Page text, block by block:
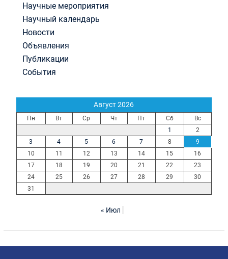
Научные мероприятия
Научный календарь
Новости
Объявления
Публикации
События
Август 2026
Пн Вт Ср Чт Пт Сб
Вс
1
2
3
4 5 6 7 8
9
10
11 12 13 14 15
16
17
18 19 20 21 22
23
24
25 26 27 28 29
30
31
« Июл